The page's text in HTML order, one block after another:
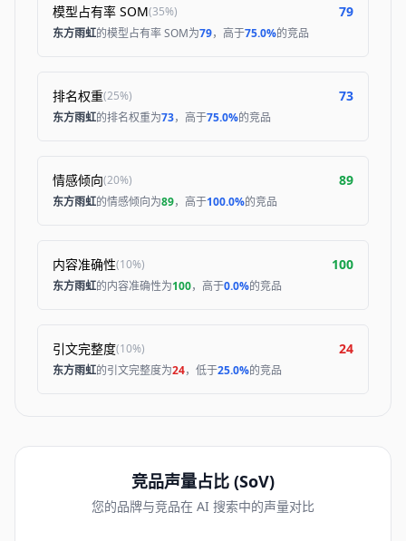
模型占有率 SOM(35%) 79
东方雨虹的模型占有率 SOM为79，高于75.0%的竞品
排名权重(25%) 73
东方雨虹的排名权重为73，高于75.0%的竞品
情感倾向(20%) 89
东方雨虹的情感倾向为89，高于100.0%的竞品
内容准确性(10%) 100
东方雨虹的内容准确性为100，高于0.0%的竞品
引文完整度(10%) 24
东方雨虹的引文完整度为24，低于25.0%的竞品
竞品声量占比 (SoV)
您的品牌与竞品在 AI 搜索中的声量对比